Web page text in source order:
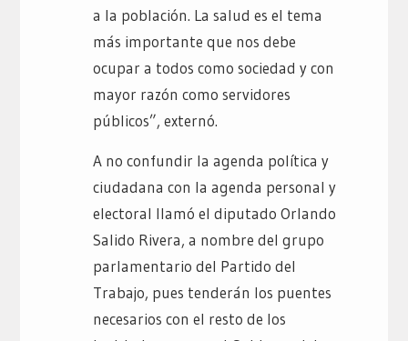
a la población. La salud es el tema
más importante que nos debe
ocupar a todos como sociedad y con
mayor razón como servidores
públicos”, externó.
A no confundir la agenda política y
ciudadana con la agenda personal y
electoral llamó el diputado Orlando
Salido Rivera, a nombre del grupo
parlamentario del Partido del
Trabajo, pues tenderán los puentes
necesarios con el resto de los